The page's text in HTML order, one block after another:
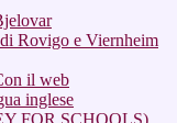
Rovigo e Viernheim
il web
inglese
FOR SCHOOLS)